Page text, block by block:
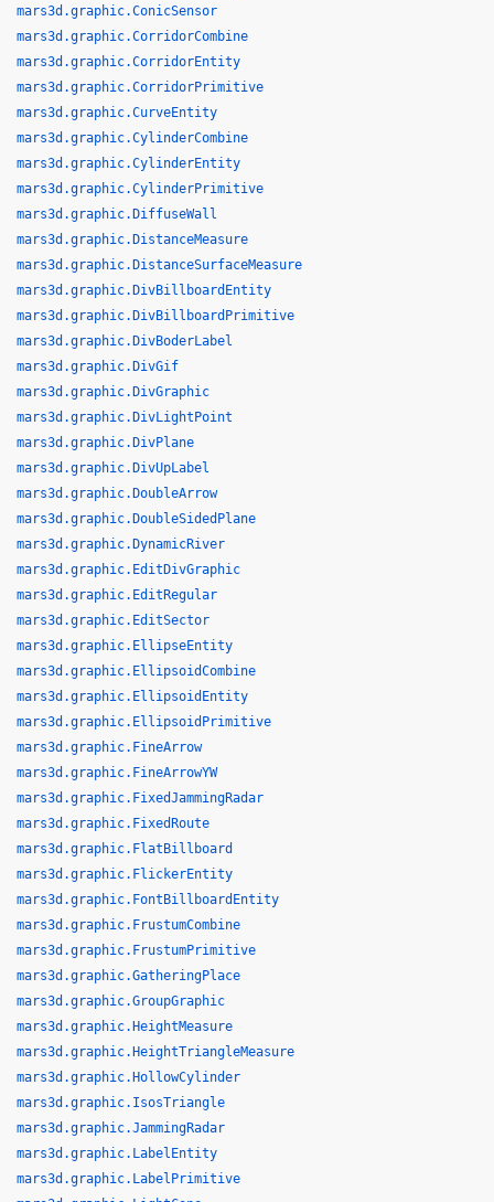
mars3d.graphic.ConicSensor
mars3d.graphic.CorridorCombine
mars3d.graphic.CorridorEntity
mars3d.graphic.CorridorPrimitive
mars3d.graphic.CurveEntity
mars3d.graphic.CylinderCombine
mars3d.graphic.CylinderEntity
mars3d.graphic.CylinderPrimitive
mars3d.graphic.DiffuseWall
mars3d.graphic.DistanceMeasure
mars3d.graphic.DistanceSurfaceMeasure
mars3d.graphic.DivBillboardEntity
mars3d.graphic.DivBillboardPrimitive
mars3d.graphic.DivBoderLabel
mars3d.graphic.DivGif
mars3d.graphic.DivGraphic
mars3d.graphic.DivLightPoint
mars3d.graphic.DivPlane
mars3d.graphic.DivUpLabel
mars3d.graphic.DoubleArrow
mars3d.graphic.DoubleSidedPlane
mars3d.graphic.DynamicRiver
mars3d.graphic.EditDivGraphic
mars3d.graphic.EditRegular
mars3d.graphic.EditSector
mars3d.graphic.EllipseEntity
mars3d.graphic.EllipsoidCombine
mars3d.graphic.EllipsoidEntity
mars3d.graphic.EllipsoidPrimitive
mars3d.graphic.FineArrow
mars3d.graphic.FineArrowYW
mars3d.graphic.FixedJammingRadar
mars3d.graphic.FixedRoute
mars3d.graphic.FlatBillboard
mars3d.graphic.FlickerEntity
mars3d.graphic.FontBillboardEntity
mars3d.graphic.FrustumCombine
mars3d.graphic.FrustumPrimitive
mars3d.graphic.GatheringPlace
mars3d.graphic.GroupGraphic
mars3d.graphic.HeightMeasure
mars3d.graphic.HeightTriangleMeasure
mars3d.graphic.HollowCylinder
mars3d.graphic.IsosTriangle
mars3d.graphic.JammingRadar
mars3d.graphic.LabelEntity
mars3d.graphic.LabelPrimitive